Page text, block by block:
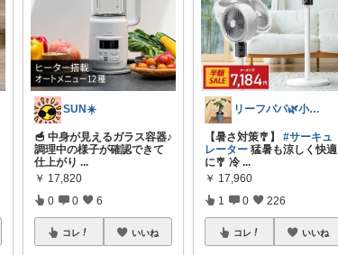
SUN☀️
🥣 中身が見えるガラス容器♪
調理中の様子が確認できて
仕上がり ...
￥ 17,820
0 0 6
コレ いいね
リーフパパ🌿小学2年生女の子のパパ
【暑さ対策🎐】#サーキュ
レーター 猛暑も涼しく快適
に🎐 冷 ...
￥ 17,960
1 0 226
コレ いいね